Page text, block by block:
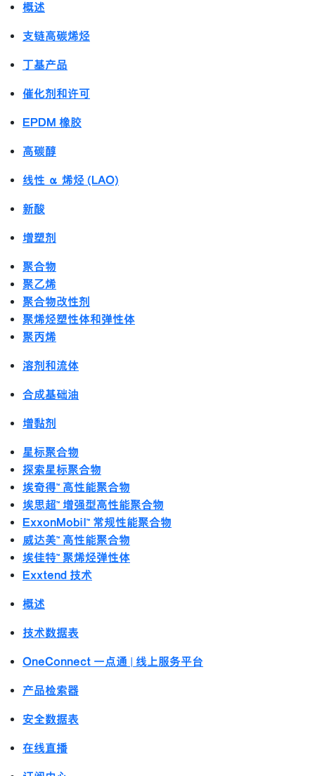
概述
支链高碳烯烃
丁基产品
催化剂和许可
EPDM 橡胶
高碳醇
线性 α 烯烃 (LAO)
新酸
增塑剂
聚合物
聚乙烯
聚合物改性剂
聚烯烃塑性体和弹性体
聚丙烯
溶剂和流体
合成基础油
增黏剂
星标聚合物
探索星标聚合物
埃奇得™ 高性能聚合物
埃思超™ 增强型高性能聚合物
ExxonMobil™ 常规性能聚合物
威达美™ 高性能聚合物
埃佳特™ 聚烯烃弹性体
Exxtend 技术
概述
技术数据表
OneConnect 一点通 | 线上服务平台
产品检索器
安全数据表
在线直播